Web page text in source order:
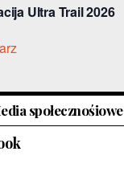
Ultra Trail 2026
społecznośiowe